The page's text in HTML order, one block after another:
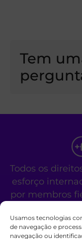
Usamos tecnologias
de navegação e
navegação ou
Tem
Todos os
esforço
por membros
Este site não é